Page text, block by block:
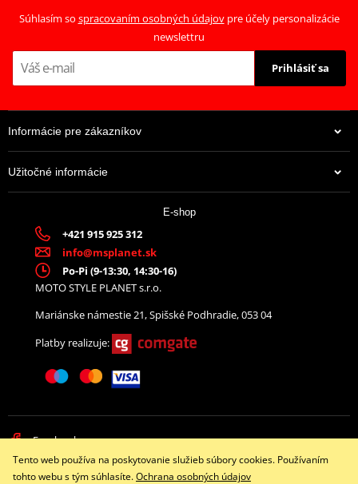
Súhlasím so spracovaním osobných údajovpre účely personalizácie
newslettru
Prihlásiť sa
Informácie pre zákazníkov
Užitočné informácie
E-shop
+421 915 925 312
info@msplanet.sk
Po-Pi (9-13:30, 14:30-16)
MOTO STYLE PLANET s.r.o.
Mariánske námestie 21, Spišské Podhradie, 053 04
Platby realizuje:
Facebook
Copyright © 2026 www.namotorku.sk
Tento web používa na poskytovanie služieb súbory cookies. Používaním
tohto webu s tým súhlasíte.Ochrana osobných údajov